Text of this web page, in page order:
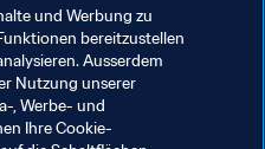
acht Minuten später
Heber schaltete er
und jagte die Kugel
Daher dürfte es in hohem
ob Al Hilal gegen
und Werbung zu
bereitzustellen
Ausserdem
Nutzung unserer
, Werbe- und
Ihre Cookie-